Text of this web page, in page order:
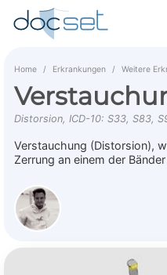
Home Erkrankungen Weitere
Distorsion, ICD-10: S33, S83,
Verstauchung (Distorsion),
Zerrung an einem der